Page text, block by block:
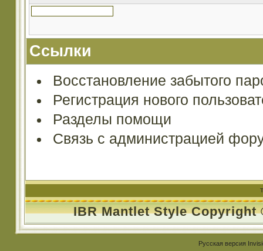
Ссылки
Восстановление забытого
Регистрация нового
Разделы помощи
Связь с администрацией
IBR Mantlet Style Copyright
Русская версия